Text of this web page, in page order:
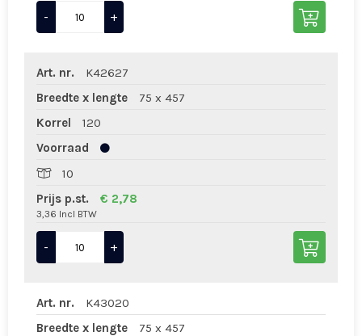
- +
Art. nr.
K42627
Breedte x lengte
75 x 457
Korrel
120
Voorraad
10
Prijs p.st.
€ 2,78
3,36 Incl BTW
- +
Art. nr.
K43020
Breedte x lengte
75 x 457